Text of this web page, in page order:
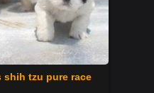
tzu pure race